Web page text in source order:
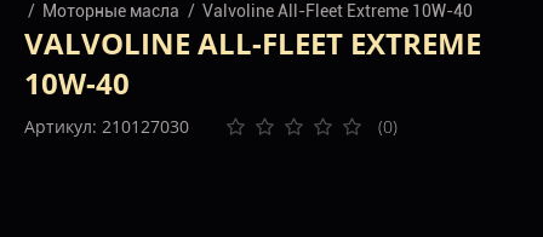
Моторные масла
Valvoline All-Fleet Extreme 10W-40
VALVOLINE ALL-FLEET EXTREME
10W-40
Артикул: 210127030 (0)